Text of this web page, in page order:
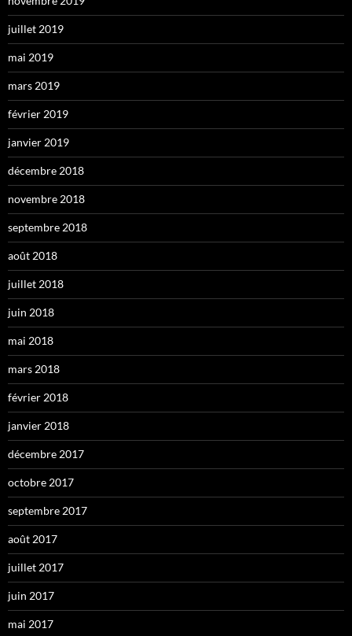
juillet 2019
mai 2019
mars 2019
février 2019
janvier 2019
décembre 2018
novembre 2018
septembre 2018
août 2018
juillet 2018
juin 2018
mai 2018
mars 2018
février 2018
janvier 2018
décembre 2017
octobre 2017
septembre 2017
août 2017
juillet 2017
juin 2017
mai 2017